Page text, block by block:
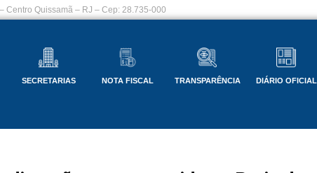
Centro Quissamã – RJ – Cep: 28.735-000
SECRETARIAS NOTA FISCAL TRANSPARÊNCIA DIÁRIO OFICIAL